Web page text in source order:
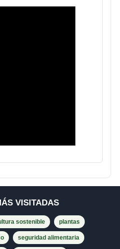
VISITADAS
sostenible plantas
seguridad alimentaria